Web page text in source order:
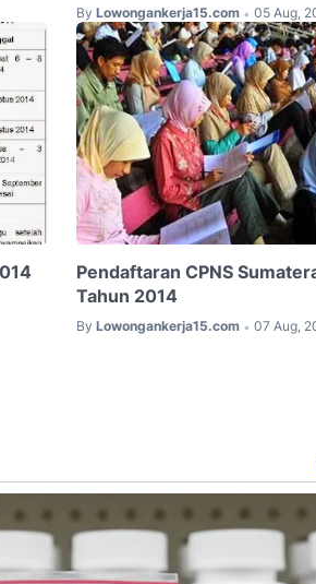
By Lowongankerja15.com • 05 Aug,
Pendaftaran CPNS
Tahun 2014
By Lowongankerja15.com • 07 Aug,